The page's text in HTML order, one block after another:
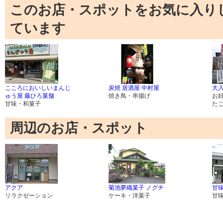
このお店・スポットをお気に入
ています
こころにおいしいまんじ
ゅう屋 藤ひろ菓舗
甘味・和菓子
炭焼 居酒屋 中村屋
焼き鳥・串揚げ
大
お
た
周辺のお店・スポット
アクア
リラクゼーション
菊池夢織菓子 ノグチ
ケーキ・洋菓子
甘
甘